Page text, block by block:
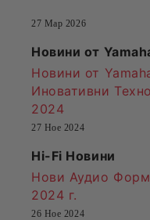
27 Мар 2026
Новини от
Новини от
Иновативни
2024
27 Ное 2024
Hi-Fi Новини
Нови Аудио
2024 г.
26 Ное 2024